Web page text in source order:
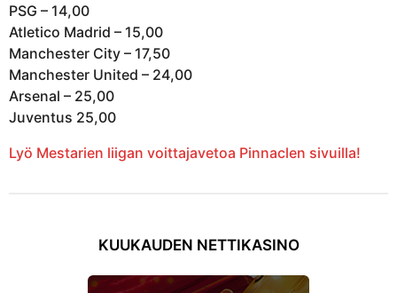
PSG – 14,00
Atletico Madrid – 15,00
Manchester City – 17,50
Manchester United – 24,00
Arsenal – 25,00
Juventus 25,00
Lyö Mestarien liigan voittajavetoa Pinnaclen sivuilla!
KUUKAUDEN NETTIKASINO